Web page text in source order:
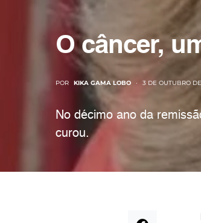
O câncer,
POR KIKA GAMA LOBO 3 DE OUTUBRO
No décimo ano da
curou.